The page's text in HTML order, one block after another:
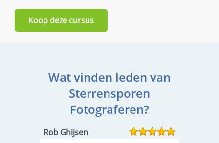
Koop deze cursus
Wat vinden leden van
Sterrensporen
Fotograferen?
Rob Ghijsen